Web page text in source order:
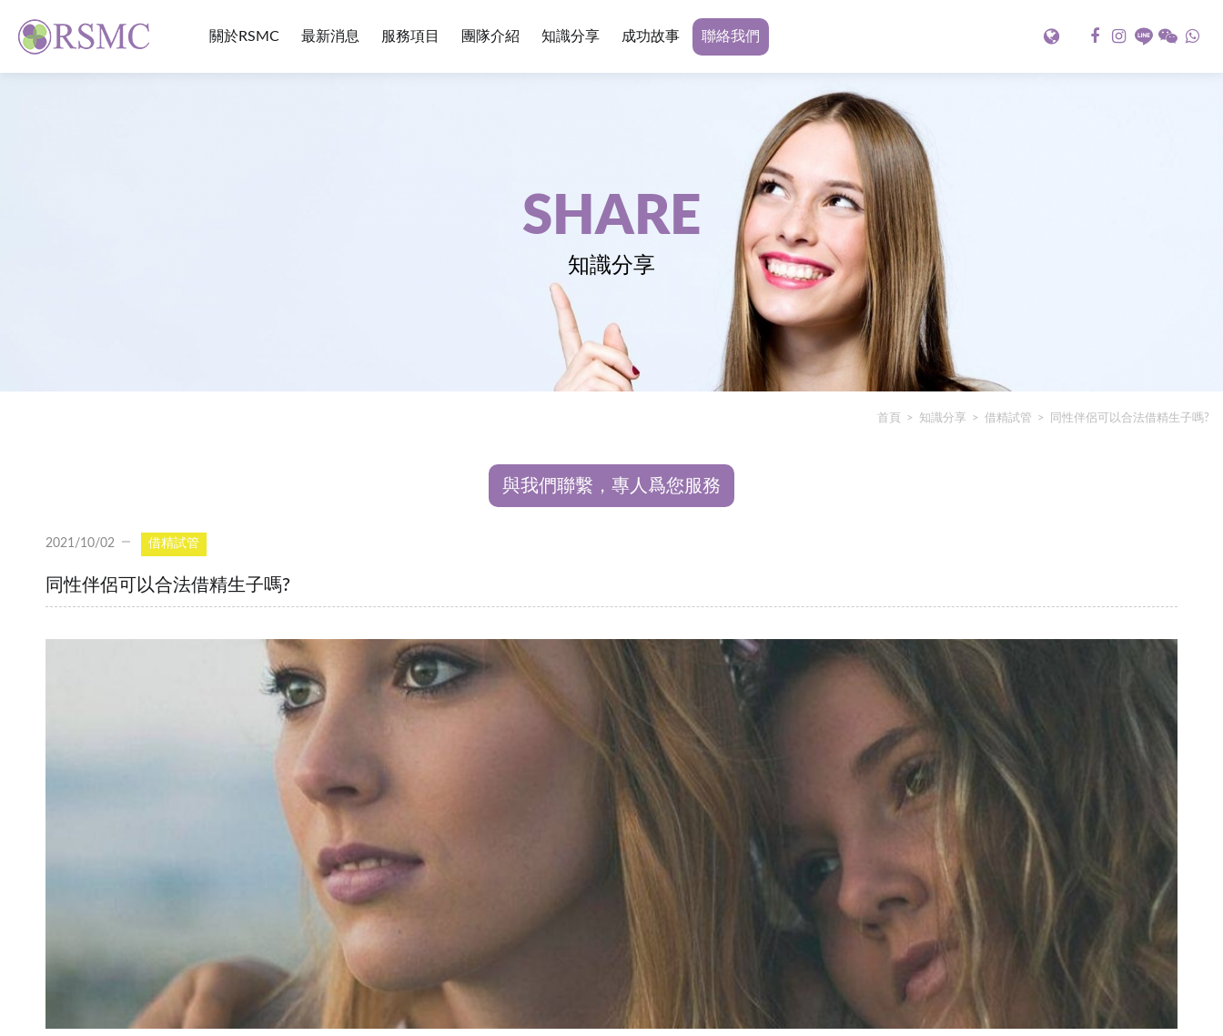
關於RSMC 最新消息 服務項目 團隊介紹 知識分享 成功故事 聯絡我們
SHARE
知識分享
首頁 > 知識分享 > 借精試管 > 同性伴侶可以合法借精生子嗎?
與我們聯繫，專人爲您服務
2021/10/02 借精試管
同性伴侶可以合法借精生子嗎?